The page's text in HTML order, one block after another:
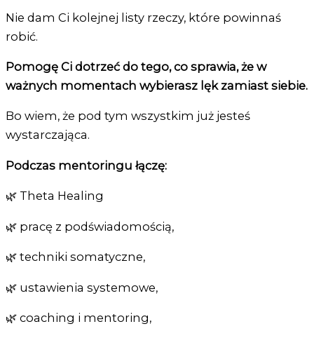
Nie dam Ci kolejnej listy rzeczy, które powinnaś
robić.
Pomogę Ci dotrzeć do tego, co sprawia, że w
ważnych momentach wybierasz lęk zamiast siebie.
Bo wiem, że pod tym wszystkim już jesteś
wystarczająca.
Podczas mentoringu łączę:
🌿 Theta Healing
🌿 pracę z podświadomością,
🌿 techniki somatyczne,
🌿 ustawienia systemowe,
🌿 coaching i mentoring,